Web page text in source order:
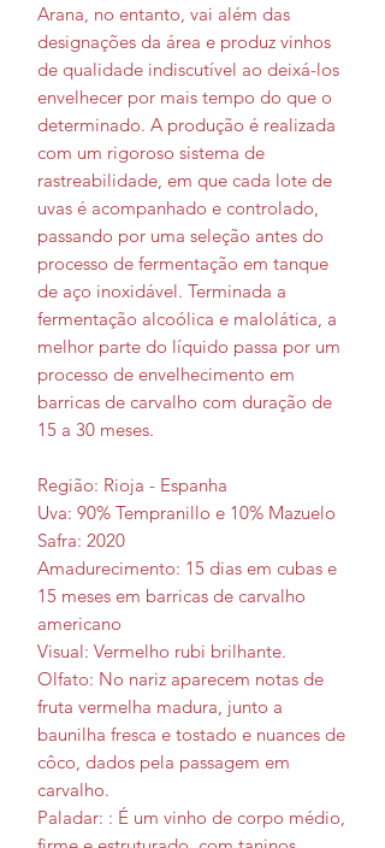
Arana, no entanto, vai além das
designações da área e produz vinhos
de qualidade indiscutível ao deixá-los
envelhecer por mais tempo do que o
determinado. A produção é realizada
com um rigoroso sistema de
rastreabilidade, em que cada lote de
uvas é acompanhado e controlado,
passando por uma seleção antes do
processo de fermentação em tanque
de aço inoxidável. Terminada a
fermentação alcoólica e malolática, a
melhor parte do líquido passa por um
processo de envelhecimento em
barricas de carvalho com duração de
15 a 30 meses.
Região: Rioja - Espanha
Uva: 90% Tempranillo e 10% Mazuelo
Safra: 2020
Amadurecimento: 15 dias em cubas e
15 meses em barricas de carvalho
americano
Visual: Vermelho rubi brilhante.
Olfato: No nariz aparecem notas de
fruta vermelha madura, junto a
baunilha fresca e tostado e nuances de
côco, dados pela passagem em
carvalho.
Paladar: : É um vinho de corpo médio,